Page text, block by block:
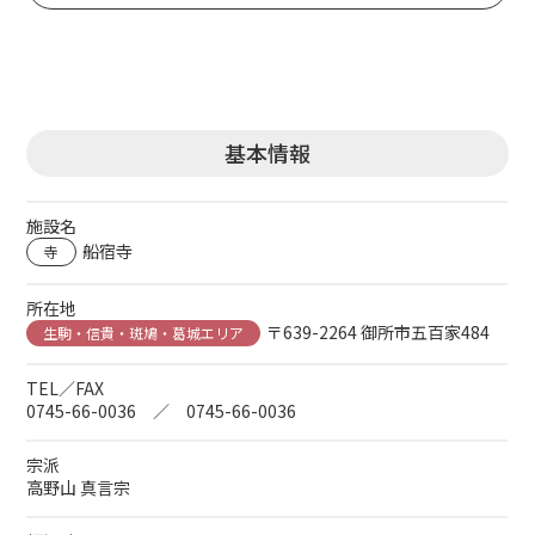
基本情報
施設名
寺 船宿寺
所在地
生駒・信貴・斑鳩・葛城エリア 〒639-2264 御所市五百家484
TEL／FAX
0745-66-0036 ／ 0745-66-0036
宗派
高野山 真言宗